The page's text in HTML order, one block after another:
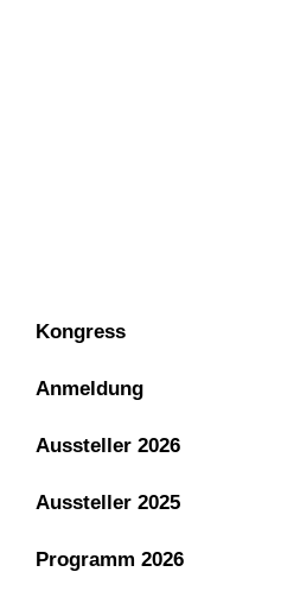
Kongress
Anmeldung
Aussteller 2026
Aussteller 2025
Programm 2026